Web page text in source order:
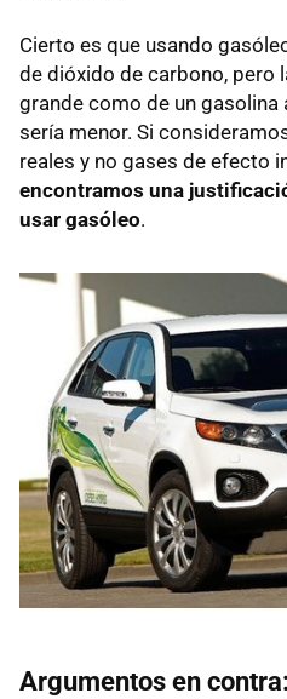
Cierto es que usando
de dióxido de carbono, pero
grande como de un gasolina
sería menor. Si
reales y no gases de efecto
encontramos una
usar gasóleo.
Argumentos en